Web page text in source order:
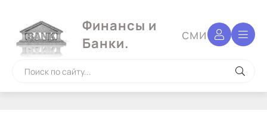
Финансы и
Банки.
сми